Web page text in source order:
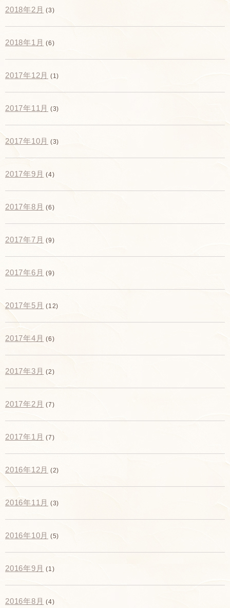
2018年2月 (3)
2018年1月 (6)
2017年12月 (1)
2017年11月 (3)
2017年10月 (3)
2017年9月 (4)
2017年8月 (6)
2017年7月 (9)
2017年6月 (9)
2017年5月 (12)
2017年4月 (6)
2017年3月 (2)
2017年2月 (7)
2017年1月 (7)
2016年12月 (2)
2016年11月 (3)
2016年10月 (5)
2016年9月 (1)
2016年8月 (4)